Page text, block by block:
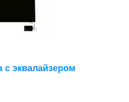
с эквалайзером